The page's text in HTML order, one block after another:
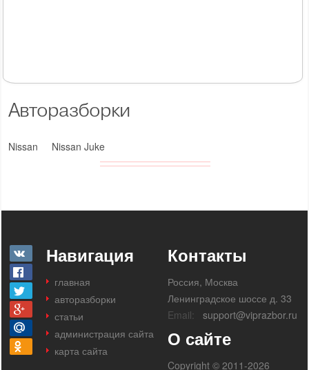
Авторазборки
Nissan Nissan Juke
Навигация
главная
авторазборки
статьи
администрация сайта
карта сайта
Контакты
Россия, Москва
Ленинградское шоссе д. 33
Email:
support@viprazbor.ru
О сайте
Copyright © 2011-2026